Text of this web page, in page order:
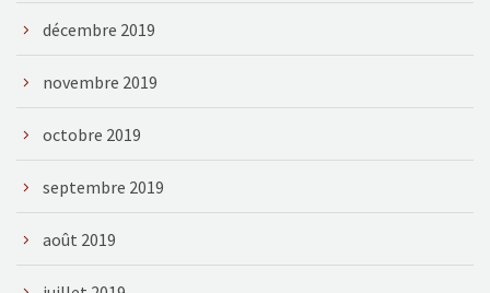
décembre 2019
novembre 2019
octobre 2019
septembre 2019
août 2019